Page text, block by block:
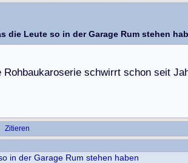
die Leute so in der Garage Rum stehen
Rohbaukaroserie schwirrt schon seit Ja
Zitieren
in der Garage Rum stehen haben